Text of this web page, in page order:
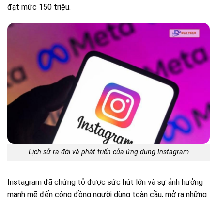
đạt mức 150 triệu.
Lịch sử ra đời và phát triển của ứng dụng Instagram
Instagram đã chứng tỏ được sức hút lớn và sự ảnh hưởng
mạnh mẽ đến cộng đồng người dùng toàn cầu, mở ra những